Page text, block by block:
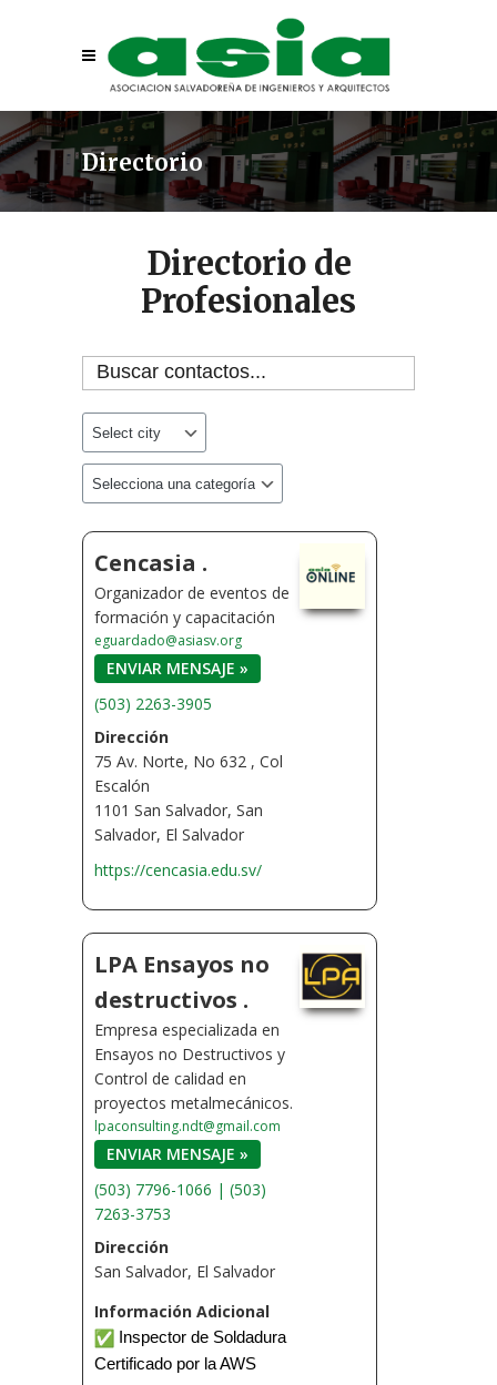
Directorio
Directorio de
Profesionales
Cencasia .
Organizador de eventos de
formación y capacitación
eguardado@asiasv.org
ENVIAR MENSAJE »
(503) 2263-3905
Dirección
75 Av. Norte, No 632 , Col
Escalón
1101 San Salvador, San
Salvador, El Salvador
https://cencasia.edu.sv/
LPA Ensayos no
destructivos .
Empresa especializada en
Ensayos no Destructivos y
Control de calidad en
proyectos metalmecánicos.
lpaconsulting.ndt@gmail.com
ENVIAR MENSAJE »
(503) 7796-1066 | (503)
7263-3753
Dirección
San Salvador, El Salvador
Información Adicional
Inspector de Soldadura
Certificado por la AWS